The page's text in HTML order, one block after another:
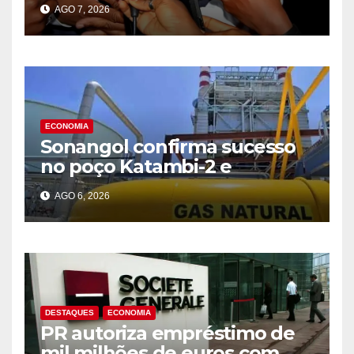
2025
AGO 7, 2026
ECONOMIA
Sonangol confirma sucesso
no poço Katambi-2 e
antecipa novo ciclo de
produção de gás na Bacia de
Benguela
AGO 6, 2026
DESTAQUES ECONOMIA
PR autoriza empréstimo de